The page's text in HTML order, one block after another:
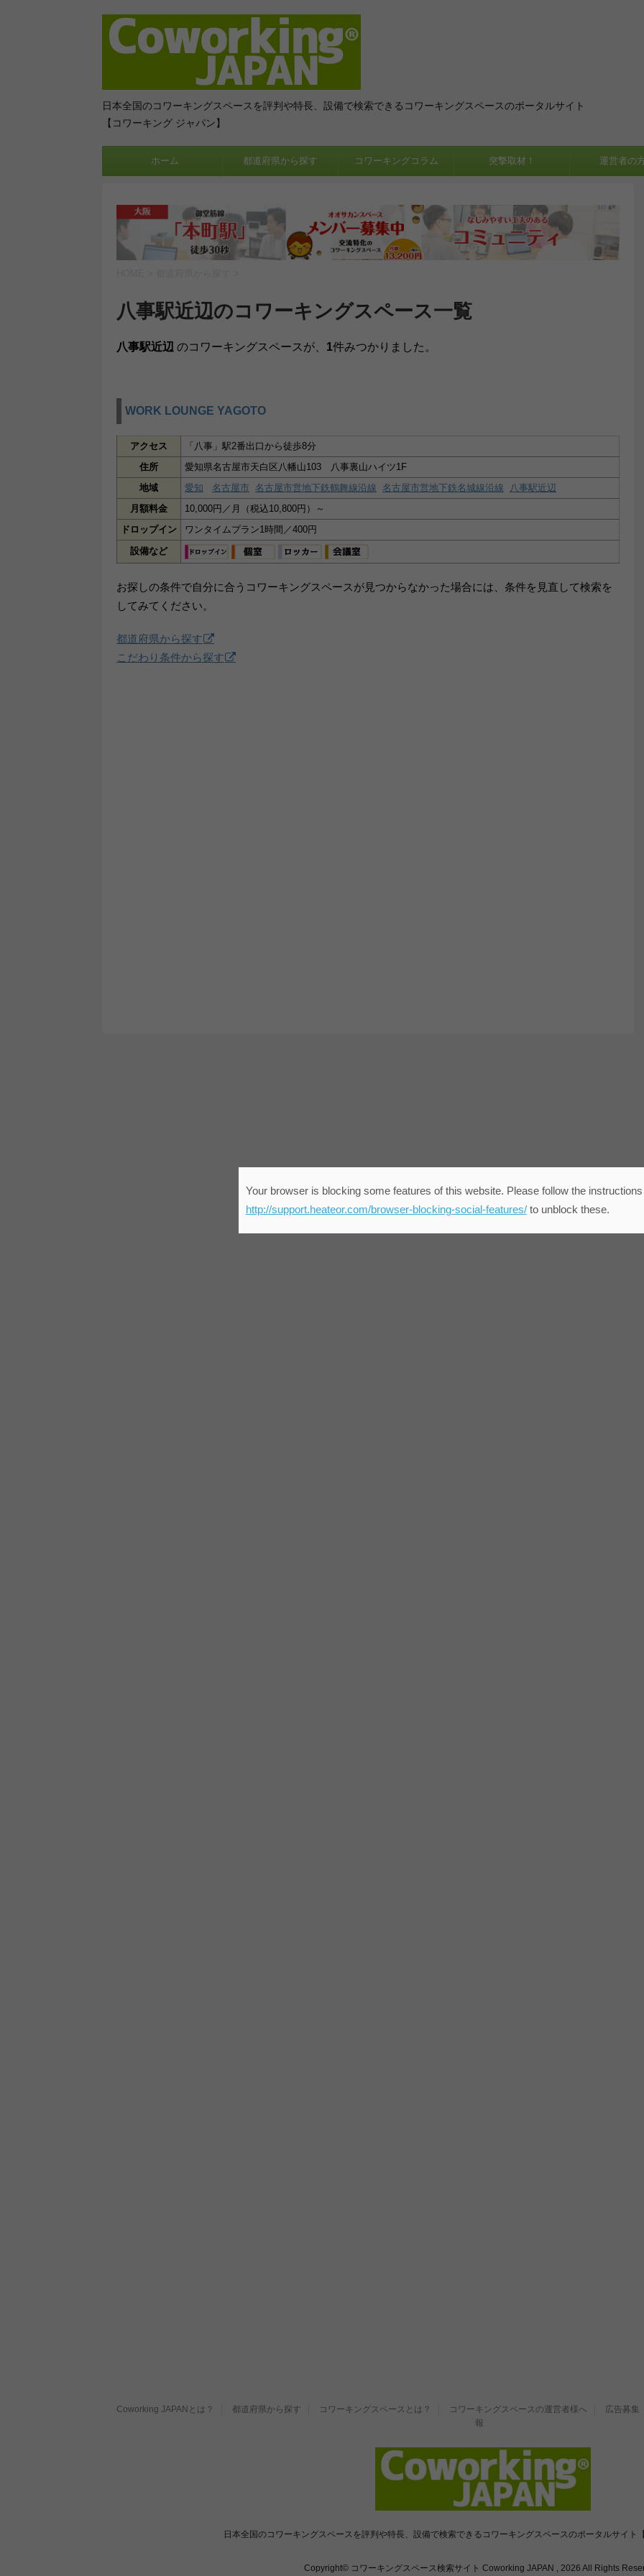
日本全国のコワーキングスペースを評判や特長、設備で検索できるコワーキングスペースのポータルサイト
【コワーキング ジャパン】
ホーム 都道府県から探す コワーキングコラム 突撃取材！ 運営者の
八事駅近辺のコワーキングスペース一覧
八事駅近辺 のコワーキングスペースが、 1件みつかりました。
WORK LOUNGE YAGOTO
アクセス
「八事」駅2番出口から徒歩8分
住所
愛知県名古屋市天白区八幡山103 八事裏山ハイツ1F
地域
愛知 名古屋市 名古屋市営地下鉄鶴舞線沿線 名古屋市営地下鉄名城線沿線
八事駅近辺
月額料金
10,000円／月（税込10,800円）～
ドロップイン
ワンタイムプラン1時間／400円
設備など
お探しの条件で自分に合うコワーキングスペースが見つからなかった場合には、条件を見直して検索を
してみてください。
都道府県から探す
こだわり条件から探す
Coworking JAPANとは？ 都道府県から探す コワーキングスペースとは？ コワーキングスペースの運営者様へ
広告募集
報
日本全国のコワーキングスペースを評判や特長、設備で検索できるコワーキングスペースのポータルサイト
Copyright© コワーキングスペース検索サイト Coworking JAPAN , 2026 All Rights
Your browser is blocking some features of this website. Please follow the
http://support.heateor.com/browser-blocking-social-features/to unblock these.